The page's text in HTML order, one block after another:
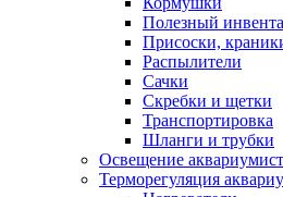
Полезный
Присоски,
Распылители
Сачки
Скребки и щетки
Транспортировка
Шланги и трубки
Освещение
Терморегуляция